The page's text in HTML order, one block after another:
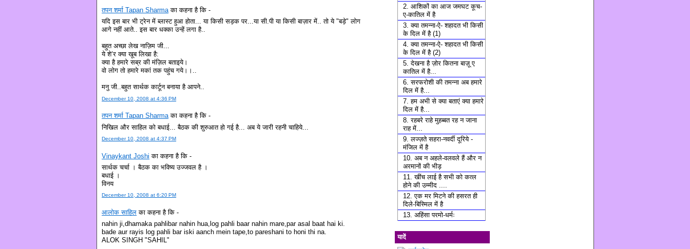
तपन शर्मा Tapan Sharmaका कहना है कि -
यदि इस बार भी ट्रेन में ब्लास्ट हुआ होता... या किसी सड़क पर...या सी.पी या किसी बाज़ार में.. तो ये "बड़े" लोग
आगे नहीं आते.. इस बार धक्का उन्हें लगा है..
बहुत अच्छा लेख नाज़िम जी...
ये शे’र क्या खूब लिखा है:
क्या है हमारे सब्र की मंज़िल बताइये।
वो लोग तो हमारे मकां तक पहुंच गये।।..
मनु जी..बहुत सार्थक कार्टून बनाया है आपने..
December 10, 2008 at 4:36 PM
तपन शर्मा Tapan Sharmaका कहना है कि -
निखिल और साहिल को बधाई... बैठक की शुरुआत हो गई है... अब ये जारी रहनी चाहिये...
December 10, 2008 at 4:37 PM
Vinaykant Joshi का कहना है कि -
सार्थक चर्चा । बैठक का भविष्य उज्जवल है ।
बधाई ।
विनय
December 10, 2008 at 6:20 PM
आलोक साहिल का कहना है कि -
nahin ji,dhamaka pahlibar nahin hua,log pahli baar nahin mare,par asal baat hai ki.
bade aur rayis log pahli bar iski aanch mein tape,to pareshani to honi thi na.
ALOK SINGH "SAHIL"
2. आशिकों का आज जमघट कूच-
ए-कातिल में है
3. क्या तमन्ना-ऐ- शहादत भी किसी
के दिल में है (1)
4. क्या तमन्ना-ऐ- शहादत भी किसी
के दिल में है (2)
5. देखना है ज़ोर कितना बाज़ू ए
कातिल में है...
6. सरफरोशी की तमन्ना अब हमारे
दिल में है...
7. हम अभी से क्या बताएं क्या हमारे
दिल में है...
8. रहबरे राहे मुहब्बत रह न जाना
राह में...
9. लज्ज़ते सहरा-नवर्दी दूरिये -
मंजिल में है
10. अब न अहले-वलवले हैं और न
अरमानों की भीड़
11. खींच लाई है सभी को कत्ल
होने की उम्मीद ....
12. एक मर मिटने की हसरत ही
दिले-बिस्मिल में है
13. अहिंसा परमो-धर्मः
यादें